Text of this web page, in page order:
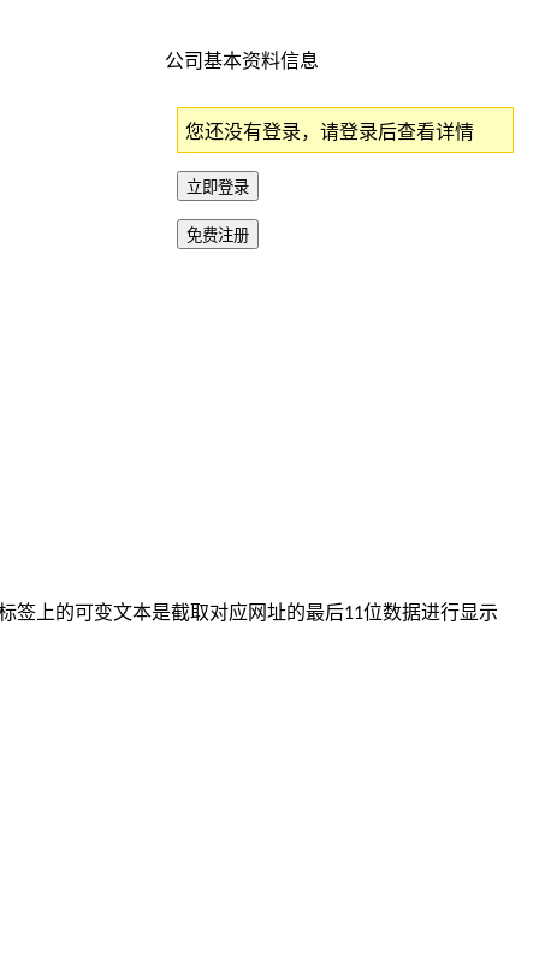
公司基本资料信息
您还没有登录，请登录后查看详情
签上的可变文本是截取对应网址的最后11位数据进行显示